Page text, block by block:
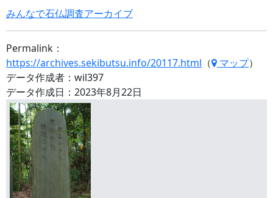
みんなで石仏調査アーカイブ
Permalink：
https://archives.sekibutsu.info/20117.html （ マップ）
データ作成者：wil397
データ作成日：2023年8月22日